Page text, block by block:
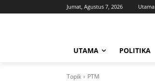
Jumat, Agustus 7, 2026 Utama
UTAMA POLITIKA
Topik PTM